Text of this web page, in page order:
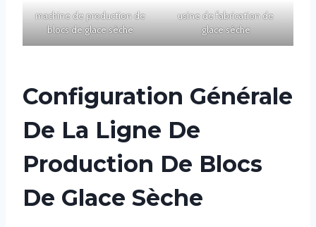
machine de production de
blocs de glace sèche
usine de fabrication de
glace sèche
Configuration Générale
De La Ligne De
Production De Blocs
De Glace Sèche